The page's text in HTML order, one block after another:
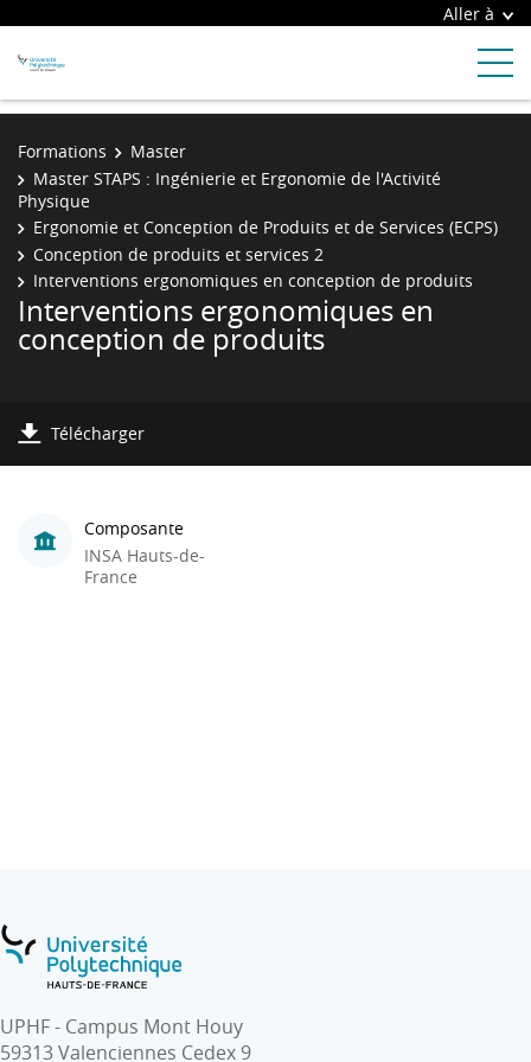
Aller à
Formations
Master
Master STAPS : Ingénierie et Ergonomie de l'Activité
Physique
Ergonomie et Conception de Produits et de Services (ECPS)
Conception de produits et services 2
Interventions ergonomiques en conception de produits
Interventions ergonomiques en
conception de produits
Télécharger
Composante
INSA Hauts-de-
France
UPHF - Campus Mont Houy
59313 Valenciennes Cedex 9